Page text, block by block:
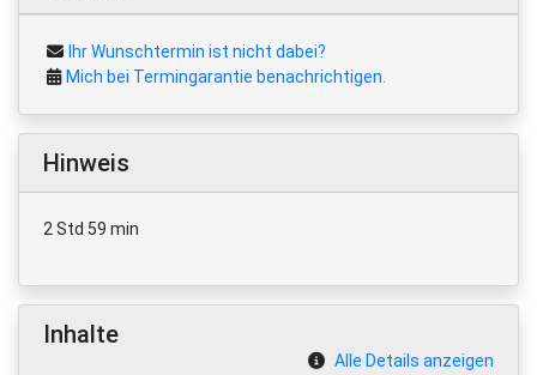
Ihr Wunschtermin ist nicht dabei?
Mich bei Termingarantie benachrichtigen.
Hinweis
2 Std 59 min
Inhalte
Alle Details anzeigen